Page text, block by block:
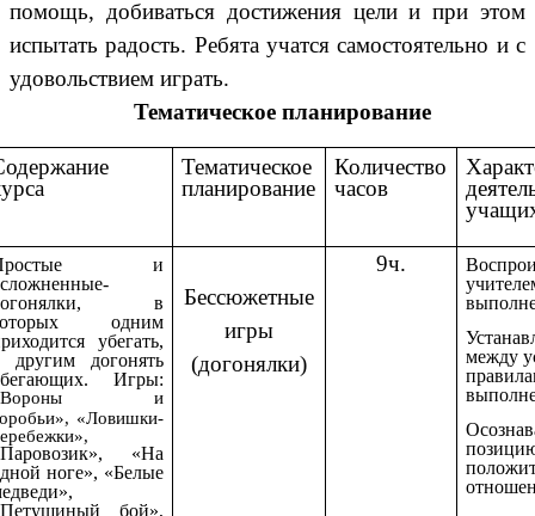
помощь, добиваться достижения цели и при этом
испытать радость. Ребята учатся самостоятельно и с
удовольствием играть.
Тематическое планирование
Тематическое
планирование
Количество
часов
и
в
одним
убегать,
другим догонять
Игры:
и
«Ловишки-
«На
ноге», «Белые
бой»,
Бессюжетные
игры
(догонялки)
9ч.
между